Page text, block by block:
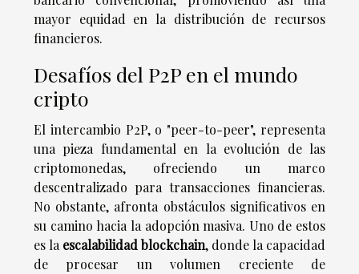
mayor equidad en la distribución de recursos
financieros.
Desafíos del P2P en el mundo
cripto
El intercambio P2P, o "peer-to-peer", representa
una pieza fundamental en la evolución de las
criptomonedas, ofreciendo un marco
descentralizado para transacciones financieras.
No obstante, afronta obstáculos significativos en
su camino hacia la adopción masiva. Uno de estos
es laescalabilidad blockchain, donde la capacidad
de procesar un volumen creciente de